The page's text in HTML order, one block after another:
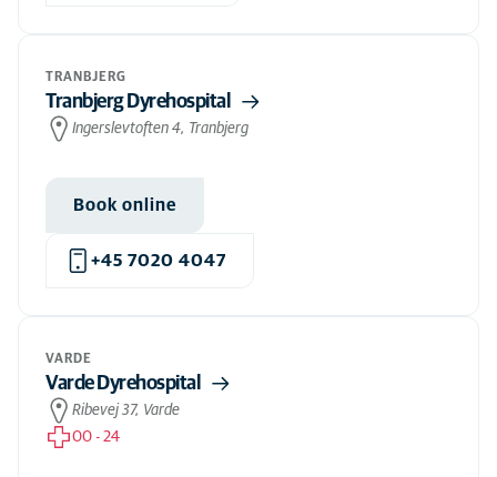
TRANBJERG
Tranbjerg Dyrehospital
Ingerslevtoften 4, Tranbjerg
Book online
+45 7020 4047
VARDE
Varde Dyrehospital
Ribevej 37, Varde
00 - 24